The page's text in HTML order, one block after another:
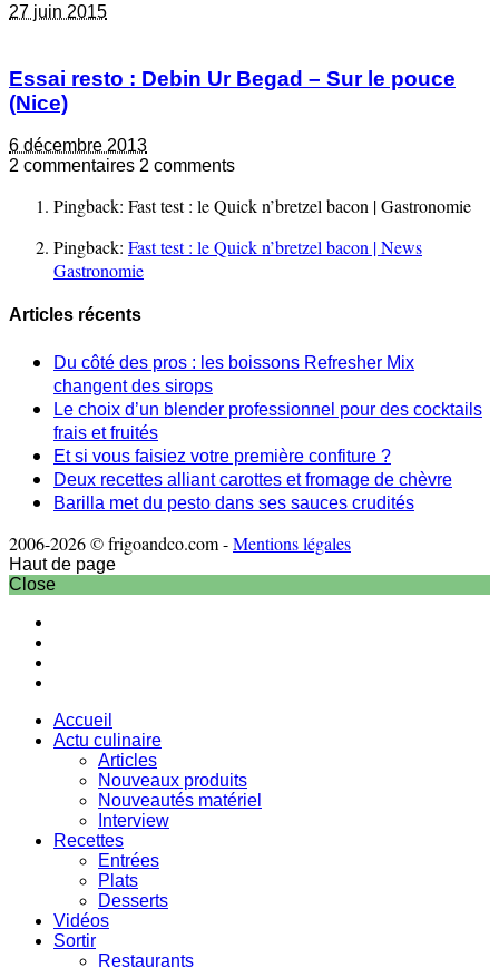
27 juin 2015
Essai resto : Debin Ur Begad – Sur le pouce
(Nice)
6 décembre 2013
2 commentaires 2 comments
Pingback: Fast test : le Quick n’bretzel bacon | Gastronomie
Pingback: Fast test : le Quick n’bretzel bacon | News
Gastronomie
Articles récents
Du côté des pros : les boissons Refresher Mix
changent des sirops
Le choix d’un blender professionnel pour des cocktails
frais et fruités
Et si vous faisiez votre première confiture ?
Deux recettes alliant carottes et fromage de chèvre
Barilla met du pesto dans ses sauces crudités
2006-2026 © frigoandco.com -Mentions légales
Haut de page
Close
Accueil
Actu culinaire
Articles
Nouveaux produits
Nouveautés matériel
Interview
Recettes
Entrées
Plats
Desserts
Vidéos
Sortir
Restaurants